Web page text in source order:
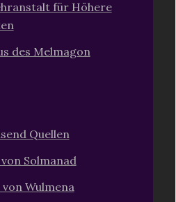
für Höhere
des Melmagon
Quellen
Solmanad
Wulmena